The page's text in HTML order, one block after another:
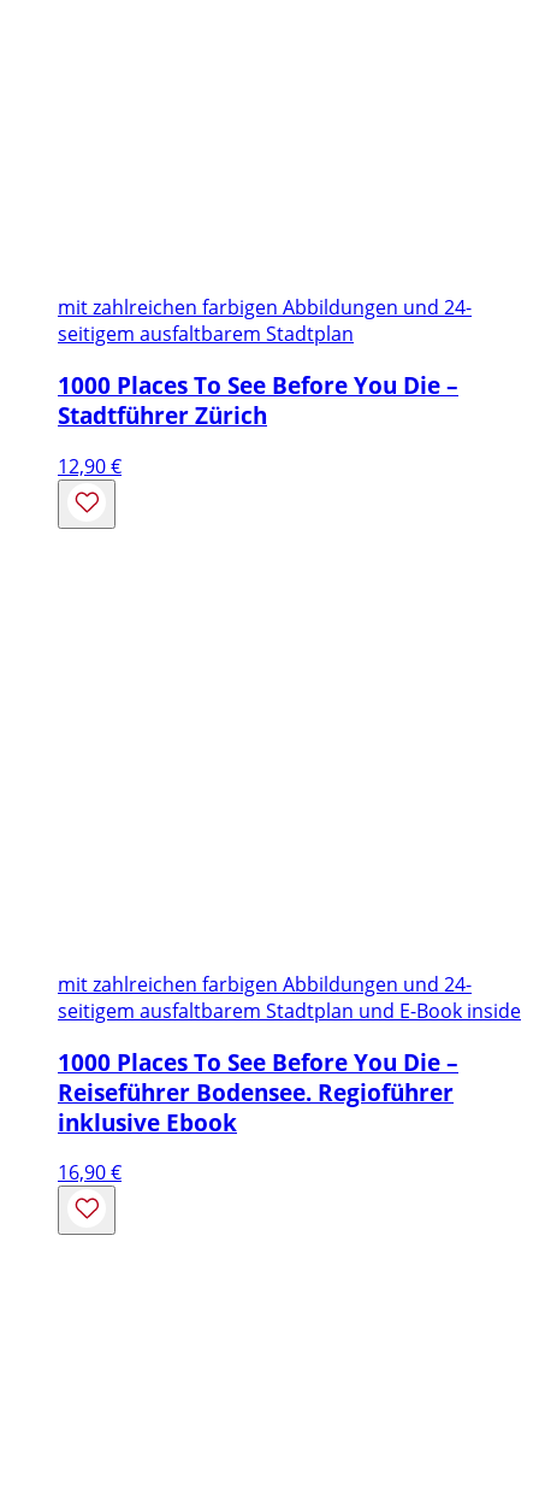
mit zahlreichen farbigen Abbildungen und 24-
seitigem ausfaltbarem Stadtplan
1000 Places To See Before You Die –
Stadtführer Zürich
12,90€
mit zahlreichen farbigen Abbildungen und 24-
seitigem ausfaltbarem Stadtplan und E-Book inside
1000 Places To See Before You Die –
Reiseführer Bodensee. Regioführer
inklusive Ebook
16,90€